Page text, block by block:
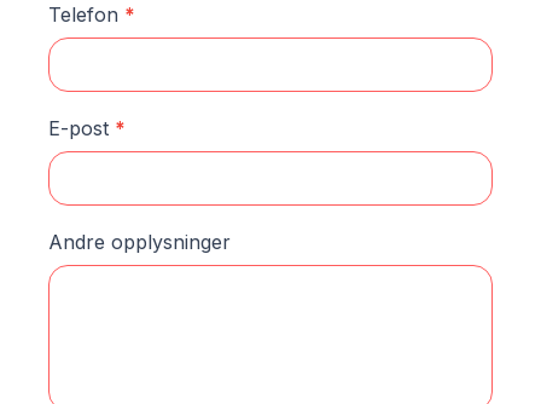
Telefon *
E-post *
Andre opplysninger